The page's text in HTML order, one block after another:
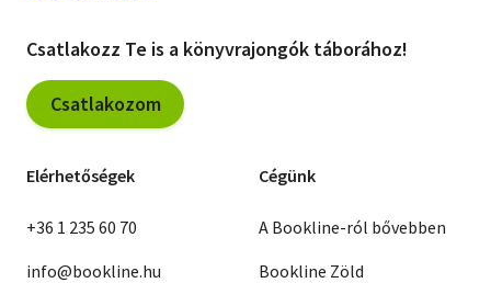
Csatlakozz Te is a könyvrajongók táborához!
Csatlakozom
Elérhetőségek
+36 1 235 60 70
info@bookline.hu
Cégünk
A Bookline-ról bővebben
Bookline Zöld